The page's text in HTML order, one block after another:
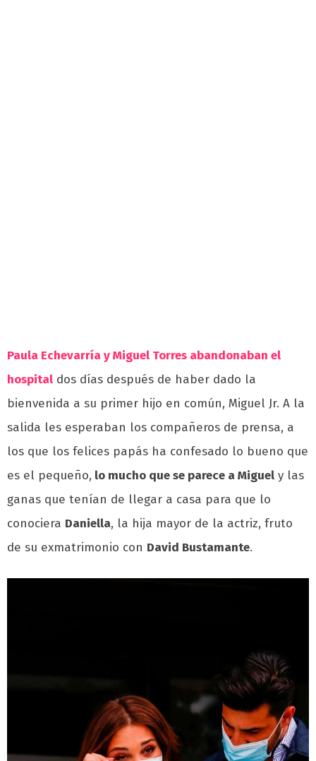
Paula Echevarría y Miguel Torres abandonaban el
hospital dos días después de haber dado la
bienvenida a su primer hijo en común, Miguel Jr. A la
salida les esperaban los compañeros de prensa, a
los que los felices papás ha confesado lo bueno que
es el pequeño, lo mucho que se parece a Miguel y las
ganas que tenían de llegar a casa para que lo
conociera Daniella, la hija mayor de la actriz, fruto
de su exmatrimonio con David Bustamante.